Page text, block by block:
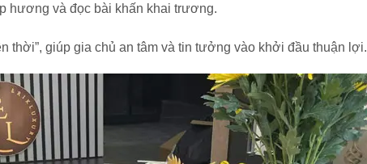
hương và đọc bài khấn khai trương.
thời”, giúp gia chủ an tâm và tin tưởng vào khởi đầu thuận lợi.